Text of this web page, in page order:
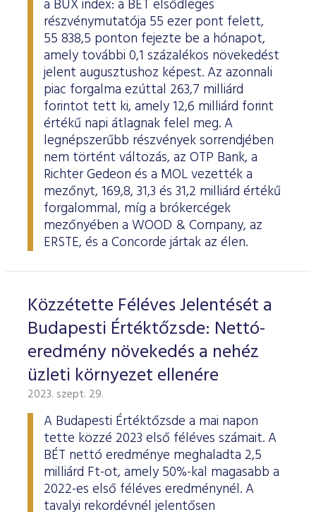
ESG Útmutató
a BUX index: a BÉT elsődleges
részvénymutatója 55 ezer pont felett,
55 838,5 ponton fejezte be a hónapot,
amely további 0,1 százalékos növekedést
jelent augusztushoz képest. Az azonnali
piac forgalma ezúttal 263,7 milliárd
forintot tett ki, amely 12,6 milliárd forint
értékű napi átlagnak felel meg. A
legnépszerűbb részvények sorrendjében
nem történt változás, az OTP Bank, a
Richter Gedeon és a MOL vezették a
mezőnyt, 169,8, 31,3 és 31,2 milliárd értékű
forgalommal, míg a brókercégek
mezőnyében a WOOD & Company, az
ERSTE, és a Concorde jártak az élen.
Közzétette Féléves Jelentését a
Budapesti Értéktőzsde: Nettó-
eredmény növekedés a nehéz
üzleti környezet ellenére
2023. szept. 29.
A Budapesti Értéktőzsde a mai napon
tette közzé 2023 első féléves számait. A
BÉT nettó eredménye meghaladta 2,5
milliárd Ft-ot, amely 50%-kal magasabb a
2022-es első féléves eredménynél. A
tavalyi rekordévnél jelentősen